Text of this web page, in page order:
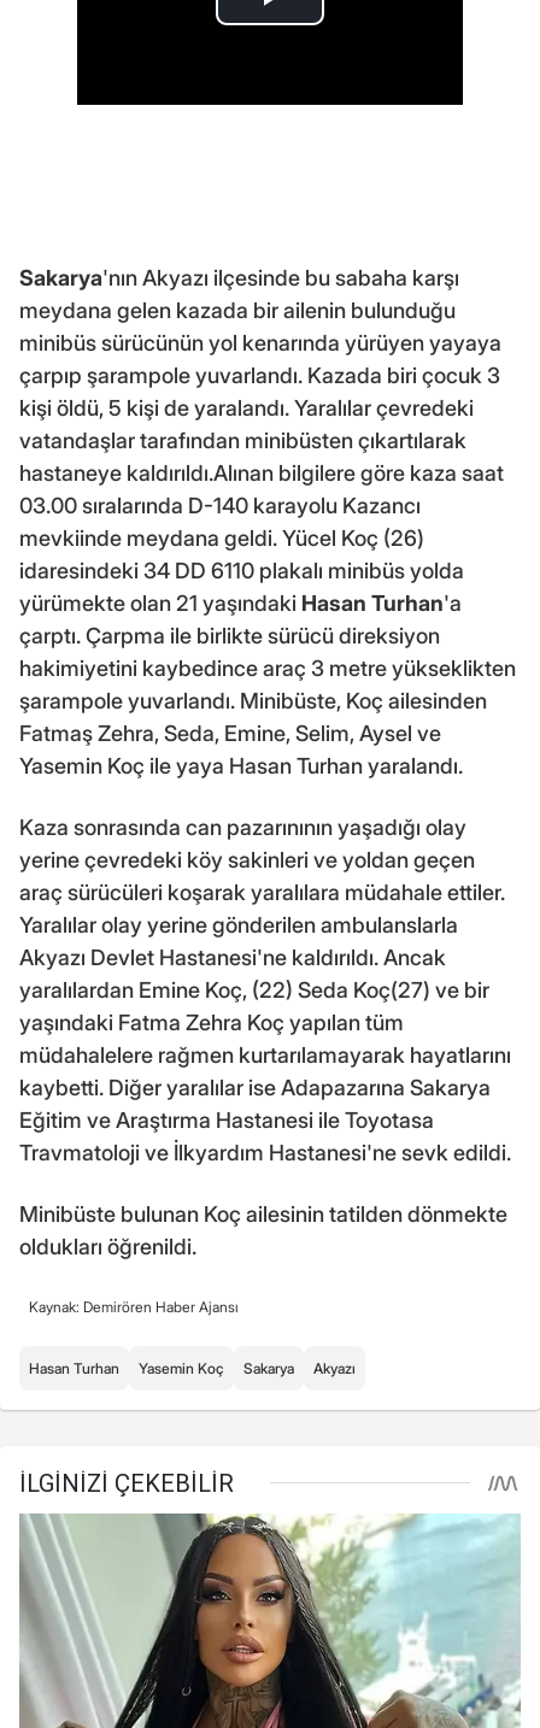
Sakarya'nın Akyazı ilçesinde bu sabaha karşı
meydana gelen kazada bir ailenin bulunduğu
minibüs sürücünün yol kenarında yürüyen yayaya
çarpıp şarampole yuvarlandı. Kazada biri çocuk 3
kişi öldü, 5 kişi de yaralandı. Yaralılar çevredeki
vatandaşlar tarafından minibüsten çıkartılarak
hastaneye kaldırıldı.Alınan bilgilere göre kaza saat
03.00 sıralarında D-140 karayolu Kazancı
mevkiinde meydana geldi. Yücel Koç (26)
idaresindeki 34 DD 6110 plakalı minibüs yolda
yürümekte olan 21 yaşındaki Hasan Turhan'a
çarptı. Çarpma ile birlikte sürücü direksiyon
hakimiyetini kaybedince araç 3 metre yükseklikten
şarampole yuvarlandı. Minibüste, Koç ailesinden
Fatmaş Zehra, Seda, Emine, Selim, Aysel ve
Yasemin Koç ile yaya Hasan Turhan yaralandı.
Kaza sonrasında can pazarınının yaşadığı olay
yerine çevredeki köy sakinleri ve yoldan geçen
araç sürücüleri koşarak yaralılara müdahale ettiler.
Yaralılar olay yerine gönderilen ambulanslarla
Akyazı Devlet Hastanesi'ne kaldırıldı. Ancak
yaralılardan Emine Koç, (22) Seda Koç(27) ve bir
yaşındaki Fatma Zehra Koç yapılan tüm
müdahalelere rağmen kurtarılamayarak hayatlarını
kaybetti. Diğer yaralılar ise Adapazarına Sakarya
Eğitim ve Araştırma Hastanesi ile Toyotasa
Travmatoloji ve İlkyardım Hastanesi'ne sevk edildi.
Minibüste bulunan Koç ailesinin tatilden dönmekte
oldukları öğrenildi.
Kaynak: Demirören Haber Ajansı
Hasan Turhan Yasemin Koç Sakarya Akyazı